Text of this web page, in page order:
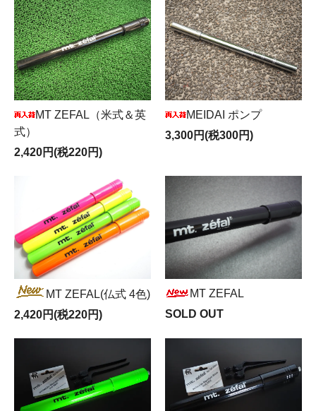
MT ZEFAL（米式＆英
式）
2,420円(税220円)
MEIDAI ポンプ
3,300円(税300円)
MT ZEFAL(仏式 4色)
2,420円(税220円)
MT ZEFAL
SOLD OUT